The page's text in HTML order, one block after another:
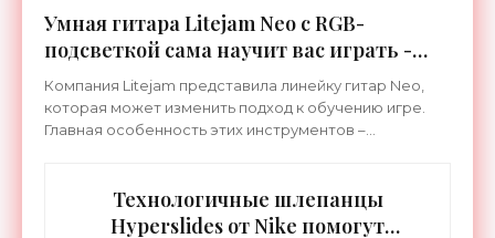
Умная гитара Litejam Neo с RGB-
подсветкой сама научит вас играть -
«Гаджеты»
Компания Litejam представила линейку гитар Neo,
которая может изменить подход к обучению игре.
Главная особенность этих инструментов –
Технологичные шлепанцы
Hyperslides от Nike помогут